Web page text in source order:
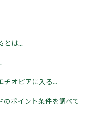
とは...
チオピアに入る...
のポイント条件を調べて